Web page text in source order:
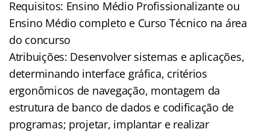
Requisitos: Ensino Médio Profissionalizante ou
Ensino Médio completo e Curso Técnico na área
do concurso
Atribuições: Desenvolver sistemas e aplicações,
determinando interface gráfica, critérios
ergonômicos de navegação, montagem da
estrutura de banco de dados e codificação de
programas; projetar, implantar e realizar